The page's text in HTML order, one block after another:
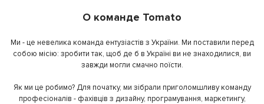
О команде Tomato
Ми - це невелика команда ентузіастів з України. Ми поставили перед
собою місію: зробити так, щоб де б в Україні ви не знаходилися, ви
завжди могли смачно поїсти.
Як ми це робимо? Для початку, ми зібрали приголомшливу команду
професіоналів - фахівців з дизайну, програмування, маркетингу,